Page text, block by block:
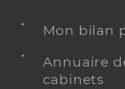
Mon bilan
Annuaire
cabinets